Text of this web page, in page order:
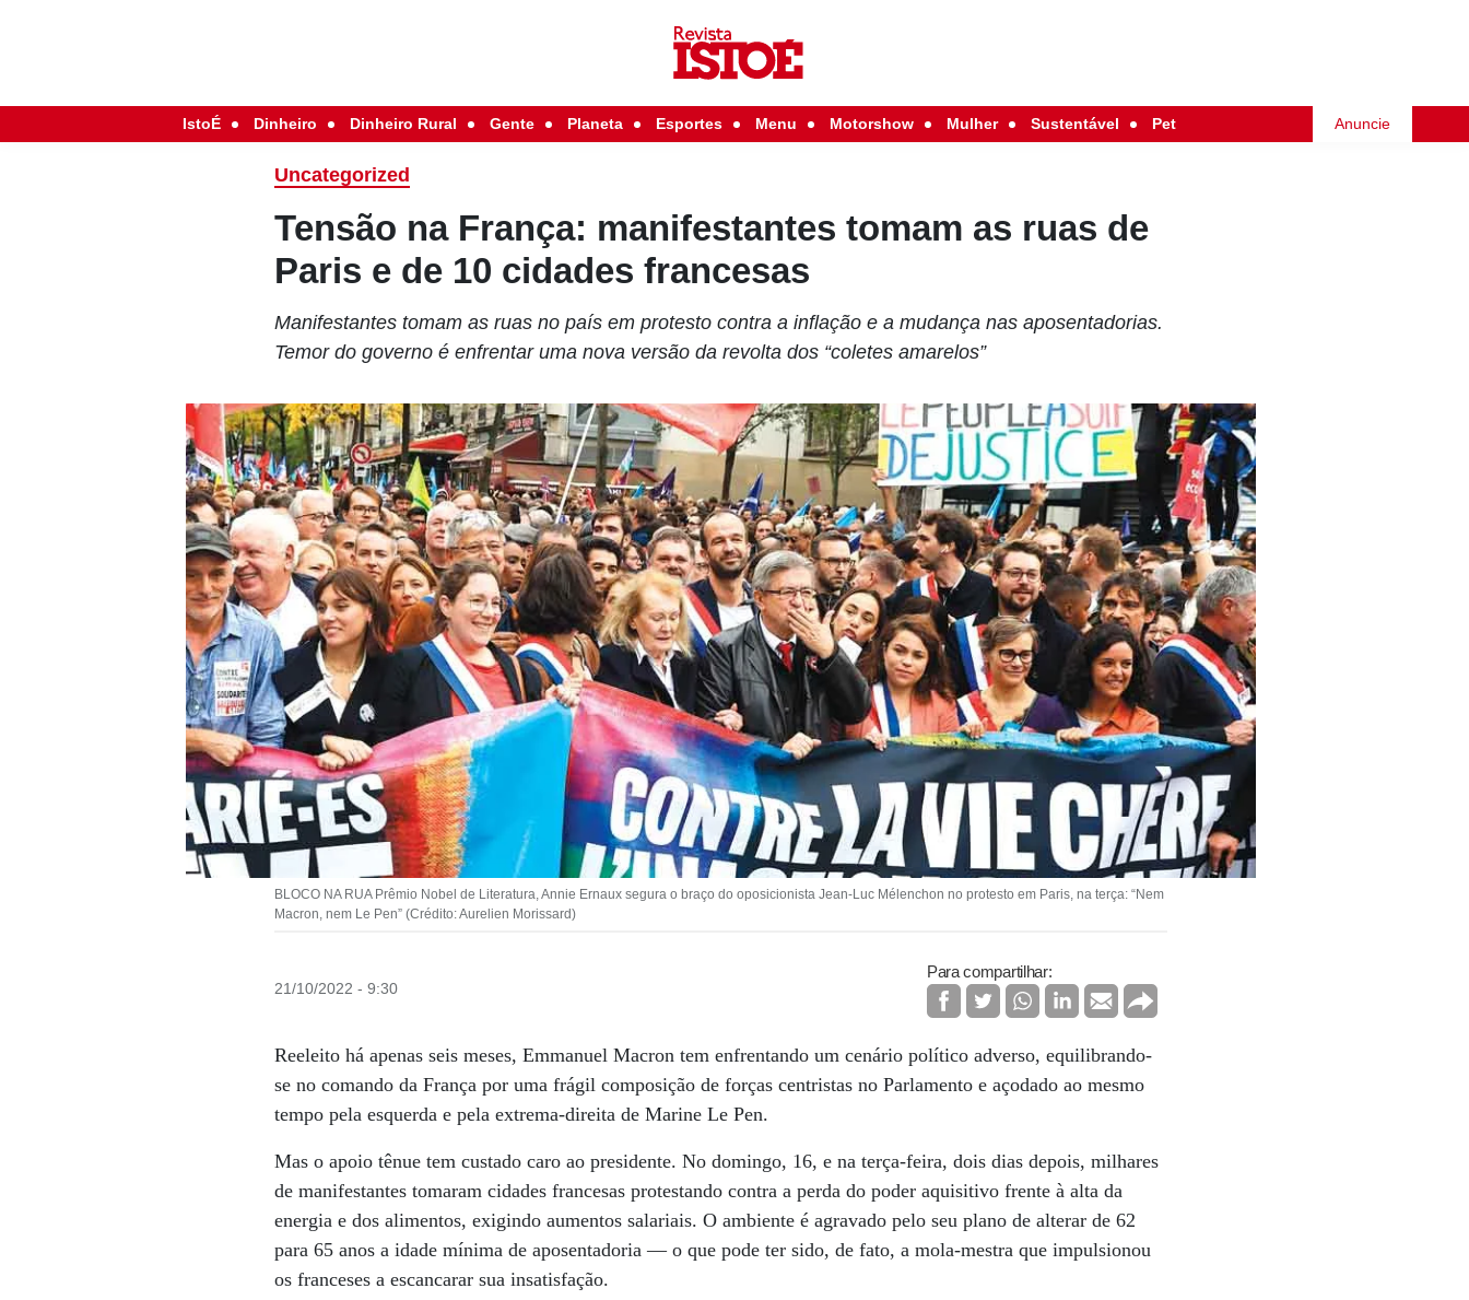
IstoÉ Dinheiro Dinheiro Rural Gente Planeta Esportes Menu Motorshow Mulher Sustentável Pet Anuncie
Uncategorized
Tensão na França: manifestantes tomam as ruas de
Paris e de 10 cidades francesas
Manifestantes tomam as ruas no país em protesto contra a inflação e a mudança nas aposentadorias.
Temor do governo é enfrentar uma nova versão da revolta dos “coletes amarelos”
BLOCO NA RUA Prêmio Nobel de Literatura, Annie Ernaux segura o braço do oposicionista Jean-Luc Mélenchon no protesto em Paris, na terça: “Nem
Macron, nem Le Pen” (Crédito: Aurelien Morissard)
21/10/2022 - 9:30
Para compartilhar:
Reeleito há apenas seis meses, Emmanuel Macron tem enfrentando um cenário político adverso, equilibrando-
se no comando da França por uma frágil composição de forças centristas no Parlamento e açodado ao mesmo
tempo pela esquerda e pela extrema-direita de Marine Le Pen.
Mas o apoio tênue tem custado caro ao presidente. No domingo, 16, e na terça-feira, dois dias depois, milhares
de manifestantes tomaram cidades francesas protestando contra a perda do poder aquisitivo frente à alta da
energia e dos alimentos, exigindo aumentos salariais. O ambiente é agravado pelo seu plano de alterar de 62
para 65 anos a idade mínima de aposentadoria — o que pode ter sido, de fato, a mola-mestra que impulsionou
os franceses a escancarar sua insatisfação.